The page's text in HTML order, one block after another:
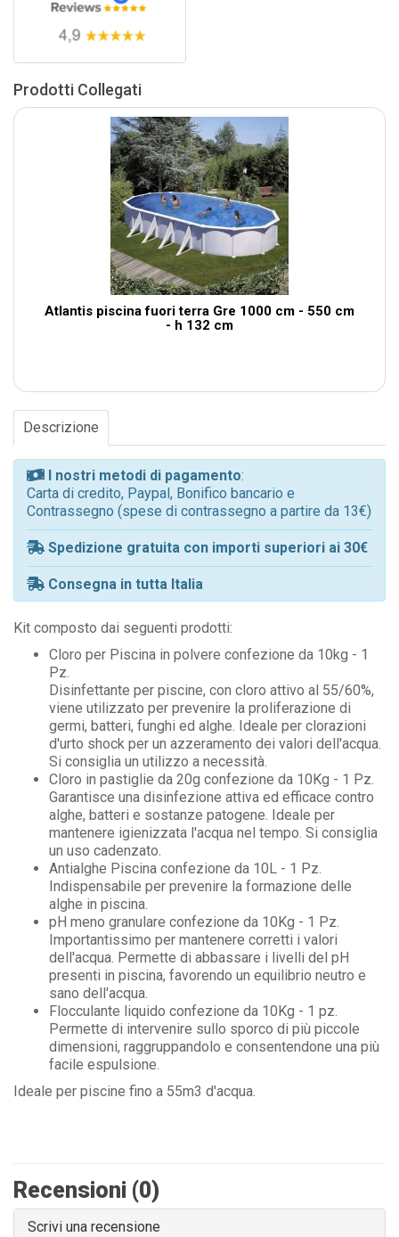
Prodotti Collegati
Atlantis piscina fuori terra Gre 1000 cm - 550 cm
- h 132 cm
Descrizione
I nostri metodi di pagamento:
Carta di credito, Paypal, Bonifico bancario e
Contrassegno (spese di contrassegno a partire da 13€)
Spedizione gratuita con importi superiori ai 30€
Consegna in tutta Italia
Kit composto dai seguenti prodotti:
Cloro per Piscina in polvere confezione da 10kg - 1
Pz.
Disinfettante per piscine, con cloro attivo al 55/60%,
viene utilizzato per prevenire la proliferazione di
germi, batteri, funghi ed alghe. Ideale per clorazioni
d'urto shock per un azzeramento dei valori dell'acqua.
Si consiglia un utilizzo a necessità.
Cloro in pastiglie da 20g confezione da 10Kg - 1 Pz.
Garantisce una disinfezione attiva ed efficace contro
alghe, batteri e sostanze patogene. Ideale per
mantenere igienizzata l'acqua nel tempo. Si consiglia
un uso cadenzato.
Antialghe Piscina confezione da 10L - 1 Pz.
Indispensabile per prevenire la formazione delle
alghe in piscina.
pH meno granulare confezione da 10Kg - 1 Pz.
Importantissimo per mantenere corretti i valori
dell'acqua. Permette di abbassare i livelli del pH
presenti in piscina, favorendo un equilibrio neutro e
sano dell'acqua.
Flocculante liquido confezione da 10Kg - 1 pz.
Permette di intervenire sullo sporco di più piccole
dimensioni, raggruppandolo e consentendone una più
facile espulsione.
Ideale per piscine fino a 55m3 d'acqua.
Recensioni (0)
Scrivi una recensione